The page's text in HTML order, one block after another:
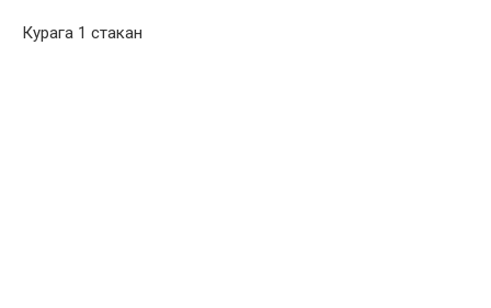
Курага 1 стакан